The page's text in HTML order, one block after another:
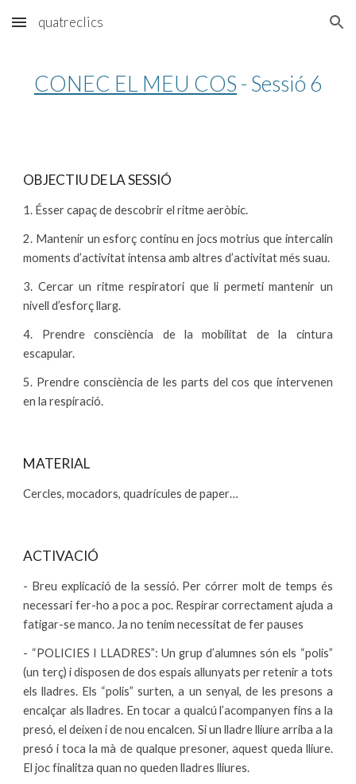
Skip to main content Skip to navigation
quatreclics
CONEC EL MEU COS - Sessió 6
OBJECTIU DE LA SESSIÓ
1. Ésser capaç de descobrir el ritme aeròbic.
2. Mantenir un esforç continu en jocs motrius que intercalin
moments d’activitat intensa amb altres d’activitat més suau.
3. Cercar un ritme respiratori que li permeti mantenir un
nivell d’esforç llarg.
4. Prendre consciència de la mobilitat de la cintura
escapular.
5. Prendre consciència de les parts del cos que intervenen
en la respiració.
MATERIAL
Cercles, mocadors, quadrícules de paper…
ACTIVACIÓ
- Breu explicació de la sessió. Per córrer molt de temps és
necessari fer-ho a poc a poc. Respirar correctament ajuda a
fatigar-se manco. Ja no tenim necessitat de fer pauses
- “POLICIES I LLADRES”: Un grup d’alumnes són els “polis”
(un terç) i disposen de dos espais allunyats per retenir a tots
els lladres. Els “polis” surten, a un senyal, de les presons a
encalçar als lladres. En tocar a qualcú l’acompanyen fins a la
presó, el deixen i de nou encalcen. Si un lladre lliure arriba a la
presó i toca la mà de qualque presoner, aquest queda lliure.
El joc finalitza quan no queden lladres lliures.